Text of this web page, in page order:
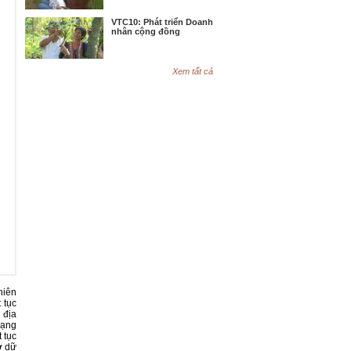
tục
địa
tục
dữ
VTC10: Phát triển Doanh
nhân cộng đồng
Xem tất cả